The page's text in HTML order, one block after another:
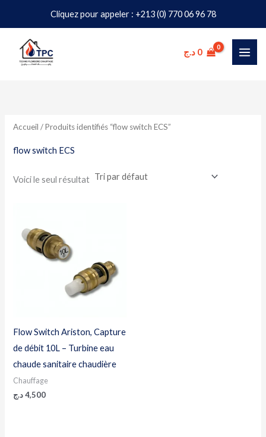
Cliquez pour appeler : +213 (0) 770 06 96 78
contenu
0 د.ج
Accueil / Produits identifiés “flow switch ECS”
flow switch ECS
Voici le seul résultat
Flow Switch Ariston, Capture
de débit 10L – Turbine eau
chaude sanitaire chaudière
Chauffage
4,500 د.ج